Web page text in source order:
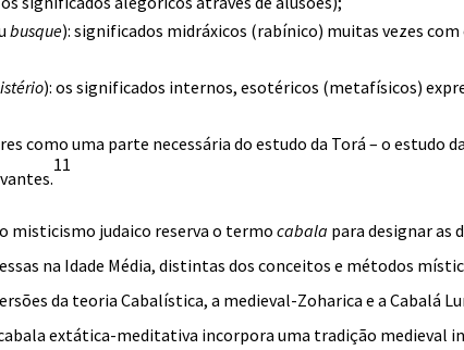
busque): significados midráxicos (rabínico) muitas vezes
): os significados internos, esotéricos (metafísicos)
como uma parte necessária do estudo da Torá – o estudo
11
misticismo judaico reserva o termocabala para designar as
na Idade Média, distintas dosconceitos e métodos
da teoria Cabalística, a medieval-Zoharica e aCabalá
extática-meditativa incorpora uma tradição medieval